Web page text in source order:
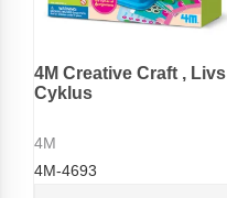
4M Creative Craft , Livs
Cyklus
4M
4M-4693